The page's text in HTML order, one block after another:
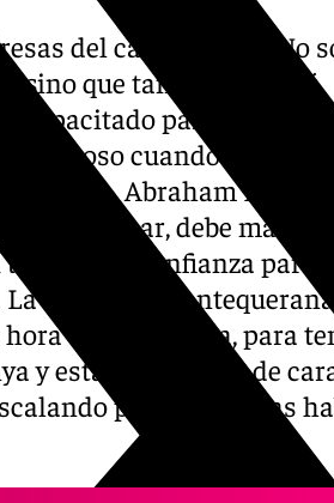
del campeonato. No
sino que también se está
capacitado para dominar
cuando puede ser
parado. Abraham Paz, que
entrenar, debe
esa confianza para ir
expedición antequerana
de la mañana, para
y estar preparado de
posiciones tras